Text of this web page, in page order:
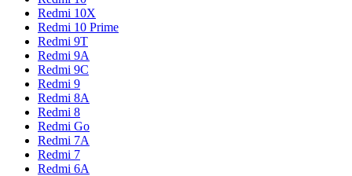
Redmi 10X
Redmi 10 Prime
Redmi 9T
Redmi 9A
Redmi 9C
Redmi 9
Redmi 8A
Redmi 8
Redmi Go
Redmi 7A
Redmi 7
Redmi 6A